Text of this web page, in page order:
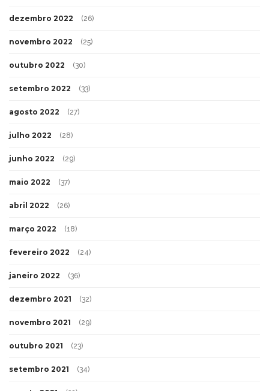
dezembro 2022 (26)
novembro 2022 (25)
outubro 2022 (30)
setembro 2022 (33)
agosto 2022 (27)
julho 2022 (28)
junho 2022 (29)
maio 2022 (37)
abril 2022 (26)
março 2022 (18)
fevereiro 2022 (24)
janeiro 2022 (36)
dezembro 2021 (32)
novembro 2021 (29)
outubro 2021 (23)
setembro 2021 (34)